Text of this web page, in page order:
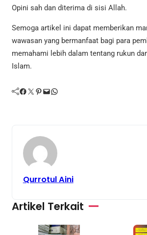
Opini sah dan diterima di sisi Allah.
Semoga artikel ini dapat memberikan
wawasan yang bermanfaat bagi para
memahami lebih dalam tentang rukun
Islam.
Facebook Twitter Pinterest Mail WhatsApp
Qurrotul Aini
Artikel Terkait